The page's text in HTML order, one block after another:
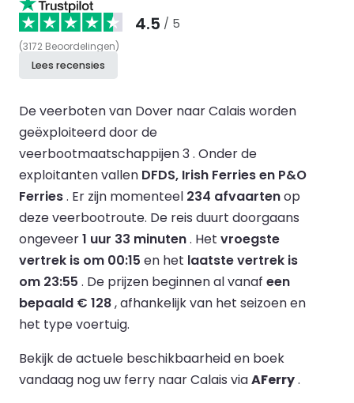
4.5 / 5
(3172 Beoordelingen)
Lees recensies
De veerboten van Dover naar Calais worden
geëxploiteerd door de
veerbootmaatschappijen 3 . Onder de
exploitanten vallen DFDS, Irish Ferries en P&O
Ferries. Er zijn momenteel 234 afvaartenop
deze veerbootroute. De reis duurt doorgaans
ongeveer1 uur 33 minuten. Het vroegste
vertrek is om 00:15 en het laatste vertrek is
om 23:55 . De prijzen beginnen al vanaf een
bepaald € 128, afhankelijk van het seizoen en
het type voertuig.
Bekijk de actuele beschikbaarheid en boek
vandaag nog uw ferry naar Calais viaAFerry.